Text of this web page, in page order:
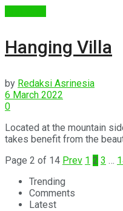
Hanging Villa
by Redaksi Asrinesia
6 March 2022
0
Located at the mountain
takes benefit from the
Page 2 of 14 Prev 1 2 3 …
Trending
Comments
Latest